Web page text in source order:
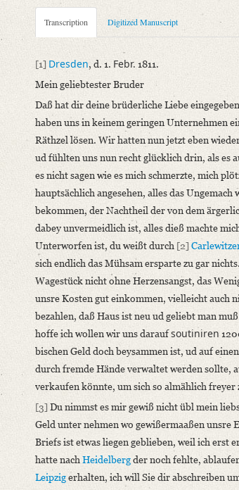
Metadata Concerning Header
Sender: Charlotte Ernst, Ludwig Emanuel
Recipient: August Wilhelm von Schlegel
Place of Dispatch: Dresden
Place of Destination: Genf
Date: 01.02.1811
Notations: Empfangsort erschlossen.
Manuscript
Provider: Dresden, Sächsische
OAI Id: APP2712-Bd-5
Classification Number:
Number of Pages: 4 S. auf Doppelbl., hs.
Format: 19,1 x 11,5 cm
Incipit: „[1] Dresden, d. 1. Febr. 1811.
Mein geliebtester Bruder
Daß hat dir deine brüderliche Liebe
Language
Editors
Bamberg, Claudia
Transcription Digitized Manuscript
[1] Dresden, d. 1. Febr. 1811.
Mein geliebtester Bruder
Daß hat dir deine brüderliche Liebe
haben uns in keinem geringen Unternehmen
Räthzel lösen. Wir hatten nun jetzt eben
ud fühlten uns nun recht glücklich drin, als es
es nicht sagen wie es mich schmerzte, mich
hauptsächlich angesehen, alles das
bekommen, der Nachtheil der von dem
dabey unvermeidlich ist, alles dieß machte
Unterworfen ist, du weißt durch [2]
sich endlich das Mühsam ersparte zu gar
Wagestück nicht ohne Herzensangst, das
unsre Kosten gut einkommen, vielleicht auch
bezahlen, daß Haus ist neu ud geliebt man
hoffe ich wollen wir uns daraufsoutiniren
bischen Geld doch beysammen ist, ud auf
durch fremde Hände verwaltet werden sollte,
verkaufen könnte, um sich so almählich freyer
[3] Du nimmst es mir gewiß nicht übl mein
Geld unter nehmen wo gewißermaaßen unsre
Briefs ist etwas liegen geblieben, weil ich erst
hatte nach Heidelbergder noch fehlte,
Leipzigerhalten, ich will Sie dir abschreiben